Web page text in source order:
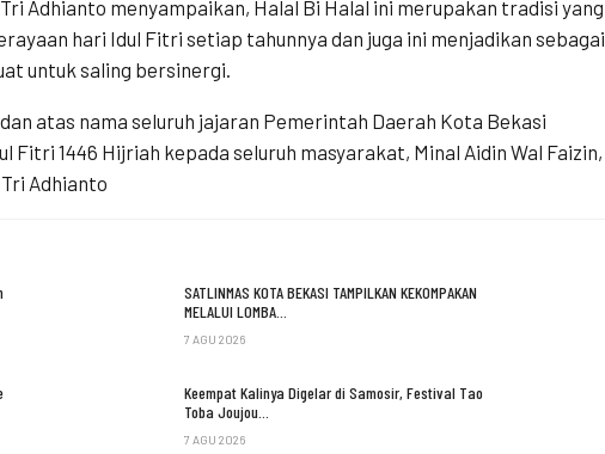
Adhianto menyampaikan, Halal Bi Halal ini merupakan tradisi yang
hari Idul Fitri setiap tahunnya dan juga ini menjadikan sebagai
untuk saling bersinergi.
atas nama seluruh jajaran Pemerintah Daerah Kota Bekasi
Fitri 1446 Hijriah kepada seluruh masyarakat, Minal Aidin Wal Faizin,
Adhianto
SATLINMAS KOTA BEKASI TAMPILKAN KEKOMPAKAN
MELALUI LOMBA…
7 AGU 2026
Keempat Kalinya Digelar di Samosir, Festival Tao
Toba Joujou…
7 AGU 2026